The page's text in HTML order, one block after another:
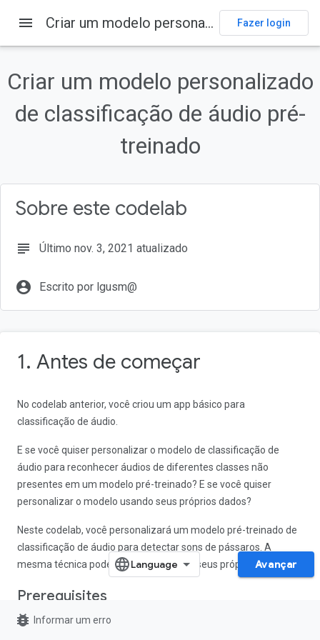
Pré-requisitos
O que você vai aprender
Pré-requisitos
Faça o download do código
menu Criar um modelo personalizado de classificação de áudio pré-treinado Fazer login
Criar um modelo personalizado
de classificação de áudio pré-
treinado
Sobre este codelab
subject Último nov. 3, 2021 atualizado
account_circle Escrito por lgusm@
1. Antes de começar
No codelab anterior, você criou um app básico para
classificação de áudio.
E se você quiser personalizar o modelo de classificação de
áudio para reconhecer áudios de diferentes classes não
presentes em um modelo pré-treinado? E se você quiser
personalizar o modelo usando seus próprios dados?
Neste codelab, você personalizará um modelo pré-treinado de
classificação de áudio para detectar sons de pássaros. A
mesma técnica pode ser replicada com seus próprios dados.
Prerequisites
Este codelab foi projetado para desenvolvedores móveis
Avançar
bug_report Informar um erro